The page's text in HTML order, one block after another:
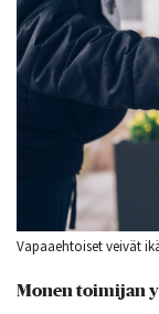
Vapaaehtoiset veivät
Monen toimijan